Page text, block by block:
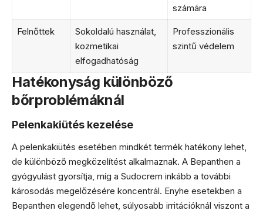
számára
Felnőttek
Sokoldalú használat,
kozmetikai
elfogadhatóság
Professzionális
szintű védelem
Hatékonyság különböző
bőrproblémáknál
Pelenkakiütés kezelése
A pelenkakiütés esetében mindkét termék hatékony lehet,
de különböző megközelítést alkalmaznak. A Bepanthen a
gyógyulást gyorsítja, míg a Sudocrem inkább a további
károsodás megelőzésére koncentrál. Enyhe esetekben a
Bepanthen elegendő lehet, súlyosabb irritációknál viszont a